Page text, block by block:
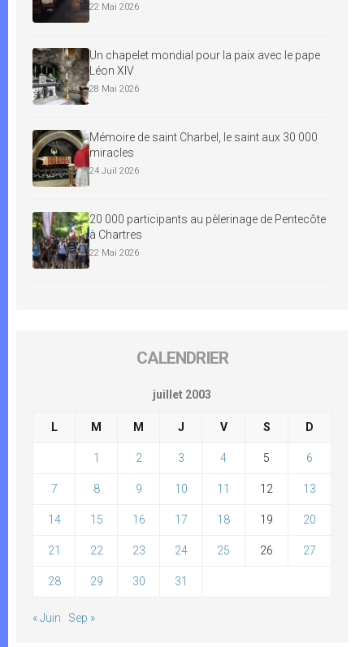
22 Mai 2026
Un chapelet mondial pour la paix avec le pape
Léon XIV
28 Mai 2026
Mémoire de saint Charbel, le saint aux 30 000
miracles
24 Juil 2026
20 000 participants au pèlerinage de Pentecôte
à Chartres
22 Mai 2026
CALENDRIER
juillet 2003
L M M J V S D
1 2 3 4 5 6
7 8 9 10 11 12 13
14 15 16 17 18 19 20
21 22 23 24 25 26 27
28 29 30 31
« Juin Sep »